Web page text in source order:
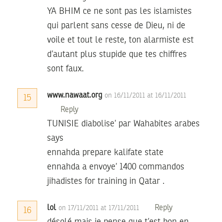
YA BHIM ce ne sont pas les islamistes
qui parlent sans cesse de Dieu, ni de
voile et tout le reste, ton alarmiste est
d’autant plus stupide que tes chiffres
sont faux.
15 www.nawaat.org on 16/11/2011 at 16/11/2011
Reply
TUNISIE diabolise’ par Wahabites arabes
says
ennahda prepare kalifate state
ennahda a envoye’ 1400 commandos
jihadistes for training in Qatar .
16 lol on 17/11/2011 at 17/11/2011 Reply